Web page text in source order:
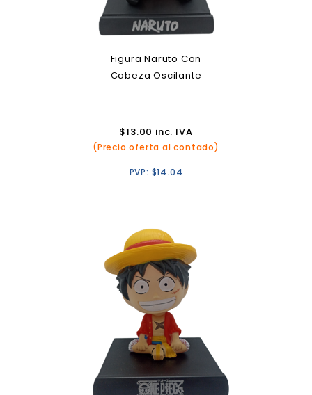
Figura Naruto Con
Cabeza Oscilante
$13.00 inc. IVA
(Precio oferta al contado)
PVP: $14.04